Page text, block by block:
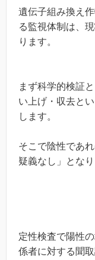
遺伝子組み換え
る監視体制は、
ります。
まず科学的検証
い上げ・収去と
します。
そこで陰性であ
疑義なし」となり
定性検査で陽性
係者に対する聞